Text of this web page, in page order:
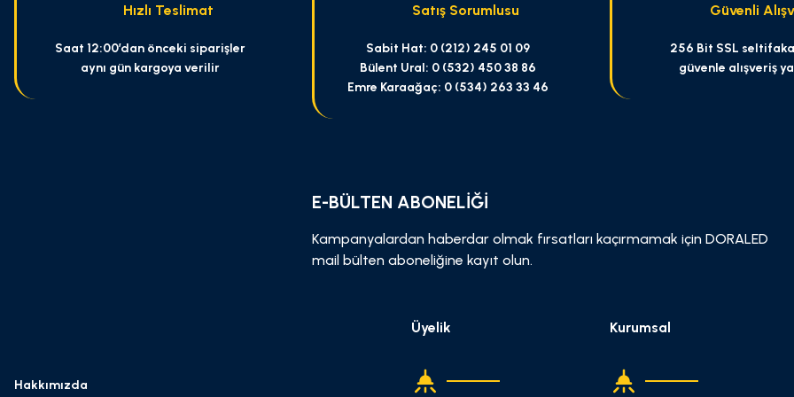
Bu ürüne benzer farklı alternatifler olmalı.
Hızlı Teslimat
Saat 12:00’dan önceki siparişler
aynı gün kargoya verilir
Satış Sorumlusu
Sabit Hat: 0 (212) 245 01 09
Bülent Ural: 0 (532) 450 38 86
Emre Karaağaç: 0 (534) 263 33 46
Güvenli
256 Bit SSL
güvenle alışveriş
E-BÜLTEN ABONELİĞİ
Kampanyalardan haberdar olmak fırsatları kaçırmamak için DORALED
mail bülten aboneliğine kayıt olun.
Hakkımızda
Üyelik Kurumsal